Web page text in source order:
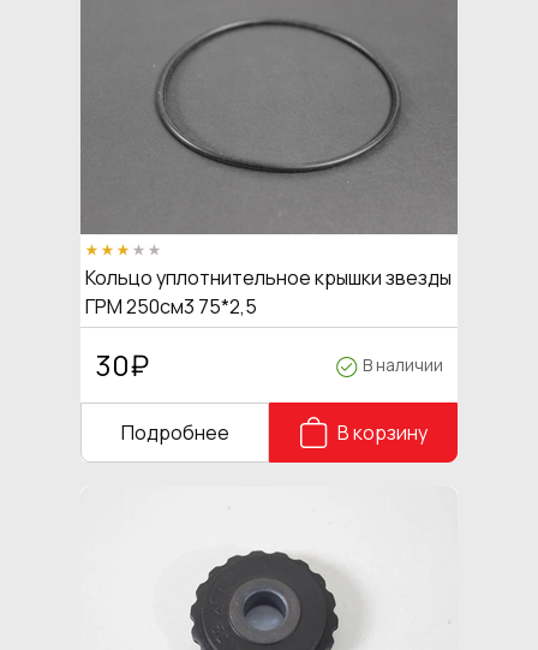
Кольцо уплотнительное крышки звезды
ГРМ 250см3 75*2,5
30₽ В наличии
Подробнее В корзину